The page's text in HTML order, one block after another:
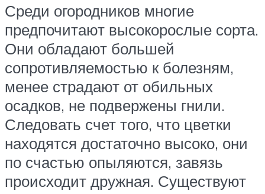
Среди огородников многие
предпочитают высокорослые сорта.
Они обладают большей
сопротивляемостью к болезням,
менее страдают от обильных
осадков, не подвержены гнили.
Следовать счет того, что цветки
находятся достаточно высоко, они
по счастью опыляются, завязь
происходит дружная. Существуют